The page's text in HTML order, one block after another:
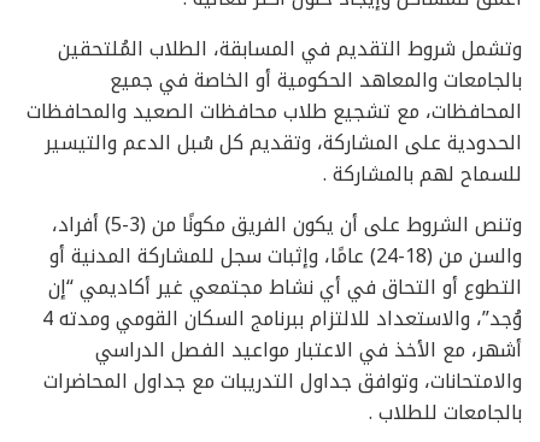
وتشمل شروط التقديم في المسابقة، الطلاب المُلتحقين
بالجامعات والمعاهد الحكومية أو الخاصة في جميع
المحافظات، مع تشجيع طلاب محافظات الصعيد والمحافظات
الحدودية على المشاركة، وتقديم كل سُبل الدعم والتيسير
للسماح لهم بالمشاركة .
وتنص الشروط على أن يكون الفريق مكونًا من (3-5) أفراد،
والسن من (18-24) عامًا، وإثبات سجل للمشاركة المدنية أو
التطوع أو التحاق في أي نشاط مجتمعي غير أكاديمي “إن
وُجد”، والاستعداد للالتزام ببرنامج السكان القومي ومدته 4
أشهر، مع الأخذ في الاعتبار مواعيد الفصل الدراسي
والامتحانات، وتوافق جداول التدريبات مع جداول المحاضرات
بالجامعات للطلاب .